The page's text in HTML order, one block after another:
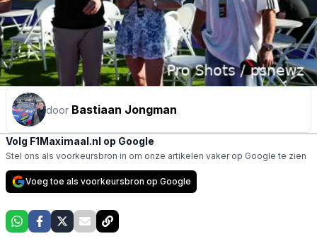
door Bastiaan Jongman
Volg F1Maximaal.nl op Google
Stel ons als voorkeursbron in om onze artikelen vaker op Google te zien
Voeg toe als voorkeursbron op Google